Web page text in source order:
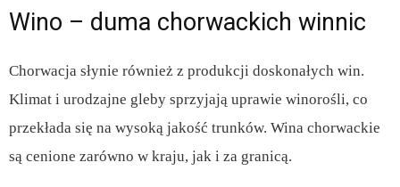
Wino – duma chorwackich winnic
Chorwacja słynie również z produkcji doskonałych win.
Klimat i urodzajne gleby sprzyjają uprawie winorośli, co
przekłada się na wysoką jakość trunków. Wina chorwackie
są cenione zarówno w kraju, jak i za granicą.